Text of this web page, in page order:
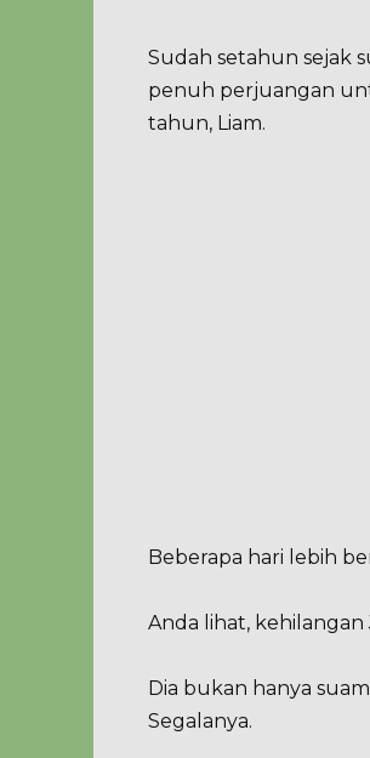
Sudah setahun sejak
penuh perjuangan
tahun, Liam.
Beberapa hari lebih
Anda lihat,
Dia bukan hanya
Segalanya.